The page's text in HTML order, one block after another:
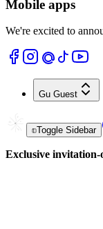
Mobile apps
We're excited to
Gu Guest
Toggle Sidebar
Exclusive invitation-